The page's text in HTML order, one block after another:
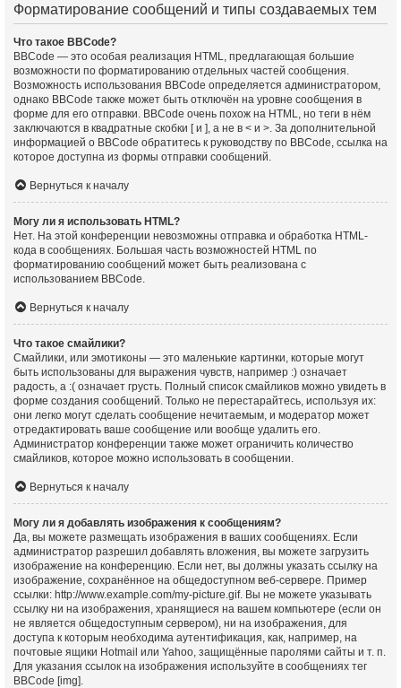
Форматирование сообщений и типы создаваемых тем
Что такое BBCode?
BBCode — это особая реализация HTML, предлагающая большие
возможности по форматированию отдельных частей сообщения.
Возможность использования BBCode определяется администратором,
однако BBCode также может быть отключён на уровне сообщения в
форме для его отправки. BBCode очень похож на HTML, но теги в нём
заключаются в квадратные скобки [ и ], а не в < и >. За дополнительной
информацией о BBCode обратитесь к руководству по BBCode, ссылка на
которое доступна из формы отправки сообщений.
Вернуться к началу
Могу ли я использовать HTML?
Нет. На этой конференции невозможны отправка и обработка HTML-
кода в сообщениях. Большая часть возможностей HTML по
форматированию сообщений может быть реализована с
использованием BBCode.
Вернуться к началу
Что такое смайлики?
Смайлики, или эмотиконы — это маленькие картинки, которые могут
быть использованы для выражения чувств, например :) означает
радость, а :( означает грусть. Полный список смайликов можно увидеть в
форме создания сообщений. Только не перестарайтесь, используя их:
они легко могут сделать сообщение нечитаемым, и модератор может
отредактировать ваше сообщение или вообще удалить его.
Администратор конференции также может ограничить количество
смайликов, которое можно использовать в сообщении.
Вернуться к началу
Могу ли я добавлять изображения к сообщениям?
Да, вы можете размещать изображения в ваших сообщениях. Если
администратор разрешил добавлять вложения, вы можете загрузить
изображение на конференцию. Если нет, вы должны указать ссылку на
изображение, сохранённое на общедоступном веб-сервере. Пример
ссылки: http://www.example.com/my-picture.gif. Вы не можете указывать
ссылку ни на изображения, хранящиеся на вашем компьютере (если он
не является общедоступным сервером), ни на изображения, для
доступа к которым необходима аутентификация, как, например, на
почтовые ящики Hotmail или Yahoo, защищённые паролями сайты и т. п.
Для указания ссылок на изображения используйте в сообщениях тег
BBCode [img].